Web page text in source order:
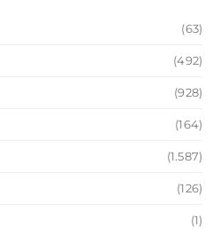
(63)
(492)
(928)
(164)
(1.587)
(126)
(1)